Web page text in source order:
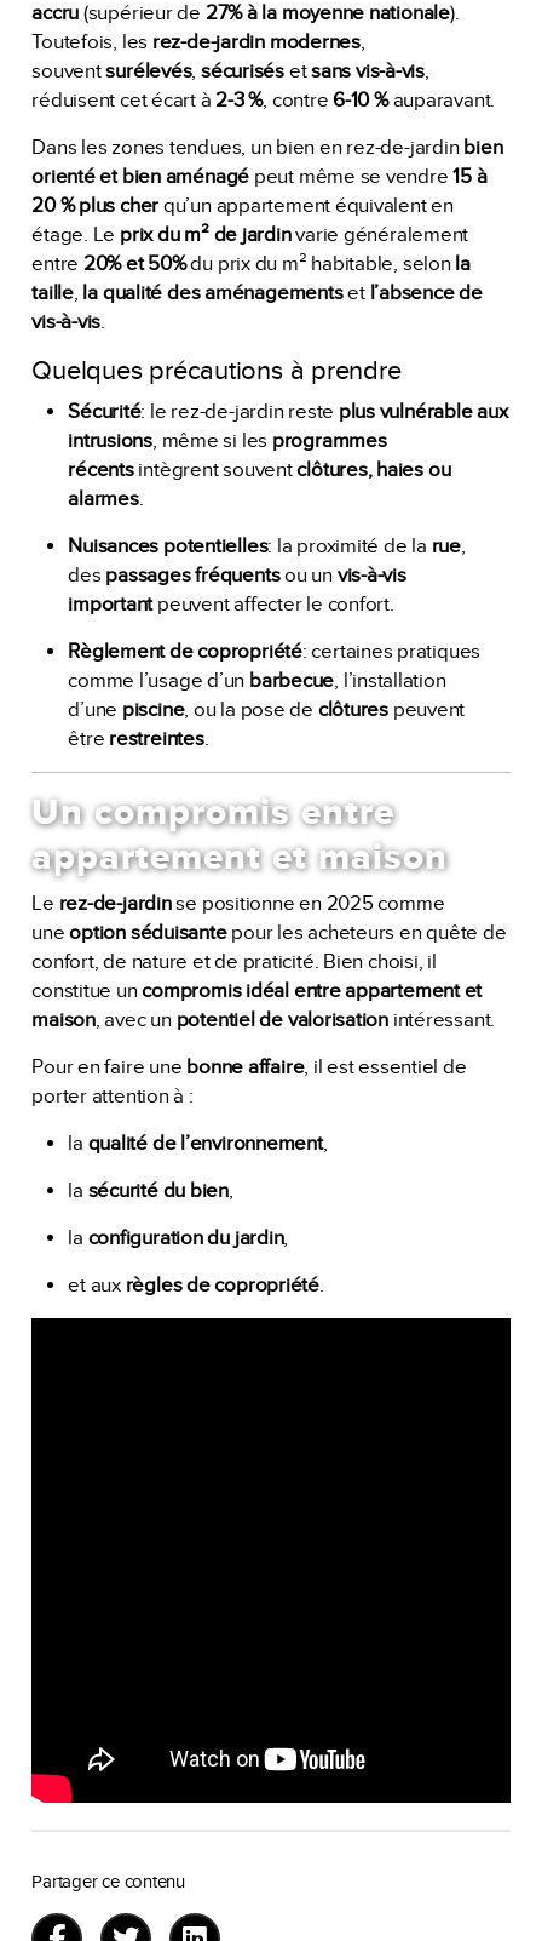
accru (supérieur de 27% à la moyenne nationale).
Toutefois, les rez-de-jardin modernes,
souventsurélevés, sécurisés etsans vis-à-vis,
réduisent cet écart à 2-3 %, contre6-10 %auparavant.
Dans les zones tendues, un bien en rez-de-jardin bien
orienté et bien aménagé peut même se vendre15 à
20 % plus cher qu’un appartement équivalent en
étage. Le prix du m² de jardinvarie généralement
entre 20% et 50%du prix du m² habitable, selon la
taille, la qualité des aménagementset l’absence de
vis-à-vis.
Quelques précautions à prendre
Sécurité: le rez-de-jardin reste plus vulnérable aux
intrusions, même si les programmes
récents intègrent souventclôtures, haies ou
alarmes.
Nuisances potentielles: la proximité de la rue,
des passages fréquentsou un vis-à-vis
important peuvent affecter le confort.
Règlement de copropriété: certaines pratiques
comme l’usage d’un barbecue, l’installation
d’une piscine, ou la pose de clôtures peuvent
être restreintes.
Un compromis entre
appartement et maison
Le rez-de-jardinse positionne en 2025 comme
uneoption séduisante pour les acheteurs en quête de
confort, de nature et de praticité. Bien choisi, il
constitue uncompromis idéal entre appartement et
maison, avec un potentiel de valorisation intéressant.
Pour en faire une bonne affaire, il est essentiel de
porter attention à :
la qualité de l’environnement,
la sécurité du bien,
la configuration du jardin,
et aux règles de copropriété.
Partager ce contenu